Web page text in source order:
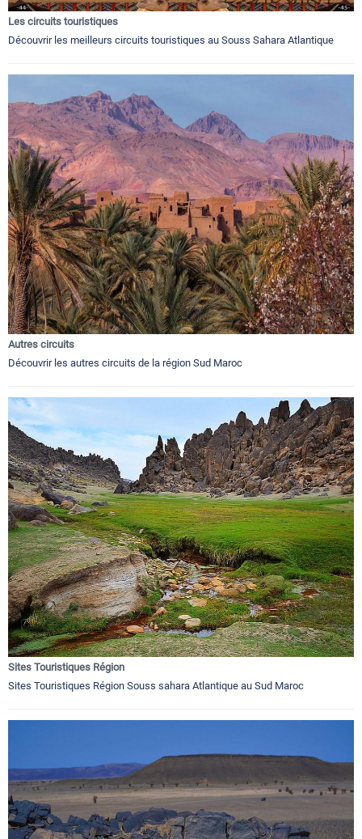
Les circuits touristiques
Découvrir les meilleurs circuits touristiques au Souss Sahara Atlantique
Autres circuits
Découvrir les autres circuits de la région Sud Maroc
Sites Touristiques Région
Sites Touristiques Région Souss sahara Atlantique au Sud Maroc